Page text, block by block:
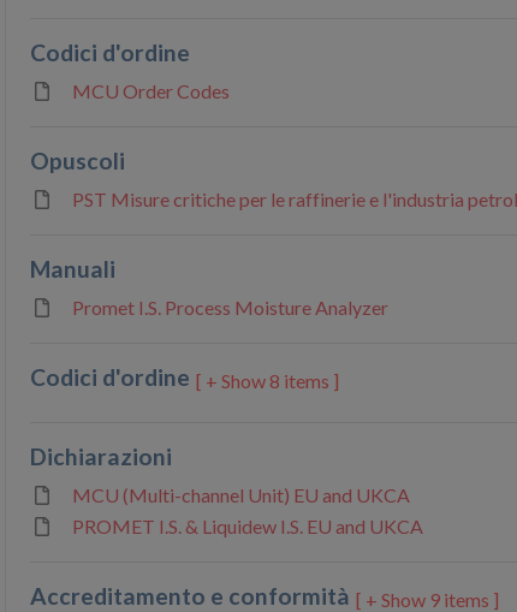
Codici d'ordine
MCU Order Codes
Opuscoli
PST Misure critiche per le raffinerie e l'industria
Manuali
Promet I.S. Process Moisture Analyzer
Codici d'ordine 8 items ]
Dichiarazioni
MCU (Multi-channel Unit) EU and UKCA
PROMET I.S. & Liquidew I.S. EU and UKCA
Accreditamento e conformità 9 items ]